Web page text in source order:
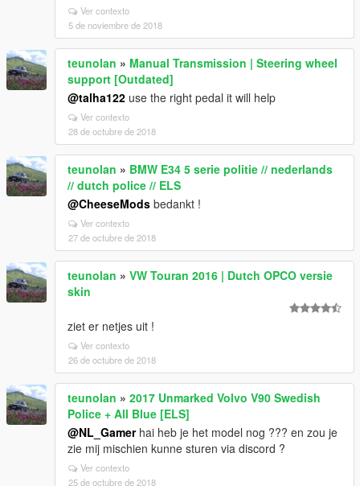
Ver contexto
5 de noviembre de 2018
teunolan » Manual Transmission | Steering wheel
support [Outdated]
@talha122 use the right pedal it will help
Ver contexto
28 de octubre de 2018
teunolan » BMW E34 5 serie politie // nederlands
// dutch police // ELS
@CheeseMods bedankt !
Ver contexto
27 de octubre de 2018
teunolan » VW Touran 2016 | Dutch OPCO versie
skin
ziet er netjes uit !
Ver contexto
26 de octubre de 2018
teunolan » 2017 Unmarked Volvo V90 Swedish
Police + All Blue [ELS]
@NL_Gamerhai heb je het model nog ??? en zou je
zie mij mischien kunne sturen via discord ?
Ver contexto
25 de octubre de 2018